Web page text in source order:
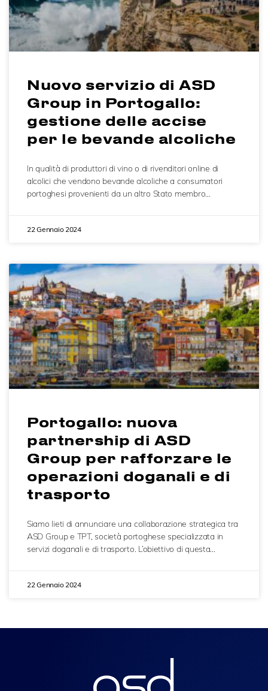
Nuovo servizio di ASD
Group in Portogallo:
gestione delle accise
per le bevande alcoliche
In qualità di produttori di vino o di rivenditori online di
alcolici che vendono bevande alcoliche a consumatori
portoghesi provenienti da un altro Stato membro…
22 Gennaio 2024
Portogallo: nuova
partnership di ASD
Group per rafforzare le
operazioni doganali e di
trasporto
Siamo lieti di annunciare una collaborazione strategica tra
ASD Group e TPT, società portoghese specializzata in
servizi doganali e di trasporto. L’obiettivo di questa…
22 Gennaio 2024